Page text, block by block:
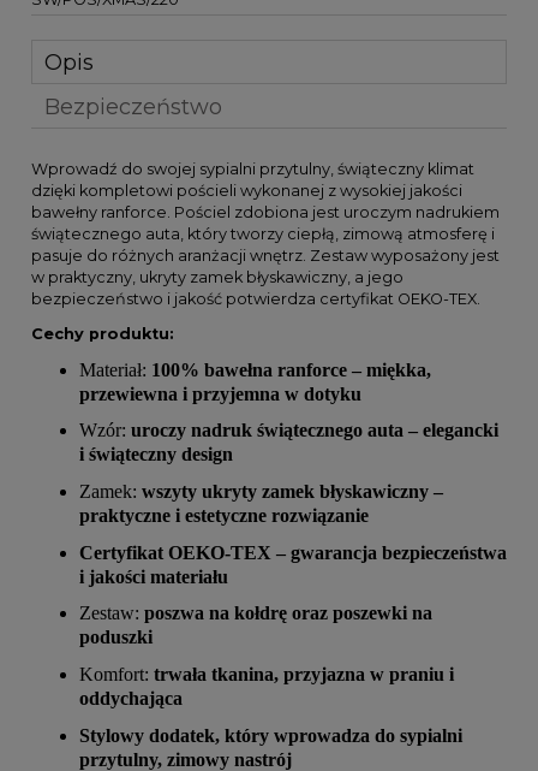
Opis
Bezpieczeństwo
Wprowadź do swojej sypialni przytulny, świąteczny klimat
dzięki kompletowi pościeli wykonanej z wysokiej jakości
bawełny ranforce. Pościel zdobiona jest uroczym nadrukiem
świątecznego auta, który tworzy ciepłą, zimową atmosferę i
pasuje do różnych aranżacji wnętrz. Zestaw wyposażony jest
w praktyczny, ukryty zamek błyskawiczny, a jego
bezpieczeństwo i jakość potwierdza certyfikat OEKO-TEX.
Cechy produktu:
Materiał: 100% bawełna ranforce – miękka,
przewiewna i przyjemna w dotyku
Wzór: uroczy nadruk świątecznego auta – elegancki
i świąteczny design
Zamek: wszyty ukryty zamek błyskawiczny –
praktyczne i estetyczne rozwiązanie
Certyfikat OEKO-TEX – gwarancja bezpieczeństwa
i jakości materiału
Zestaw: poszwa na kołdrę oraz poszewki na
poduszki
Komfort: trwała tkanina, przyjazna w praniu i
oddychająca
Stylowy dodatek, który wprowadza do sypialni
przytulny, zimowy nastrój